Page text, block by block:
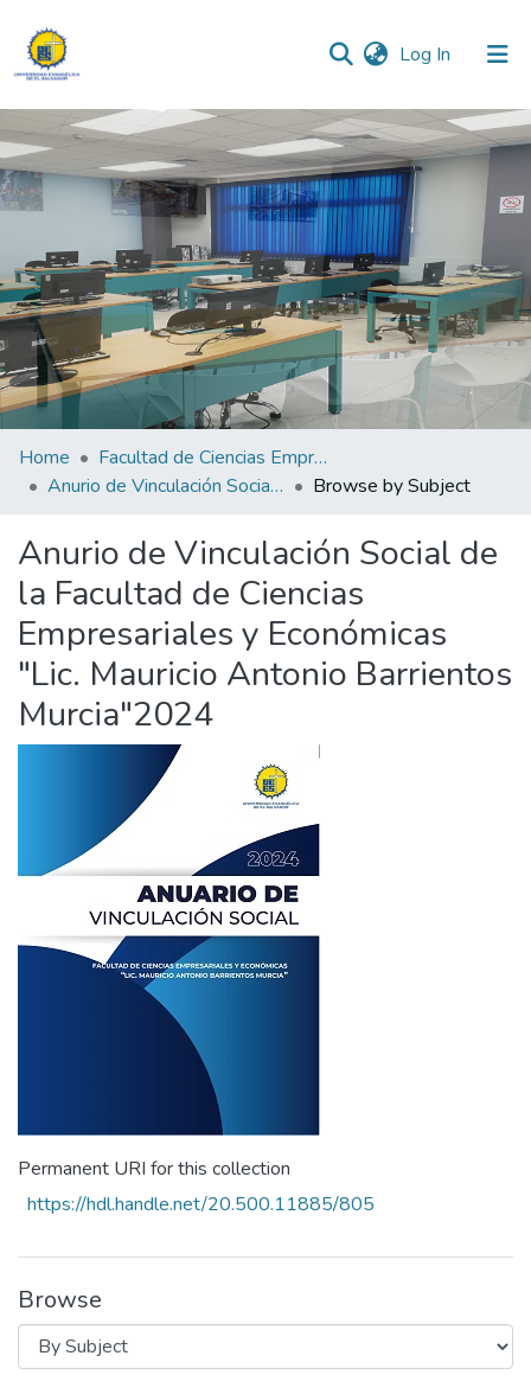
Log In (current)
Communities & Collections
All of DSpace
Home
Facultad de Ciencias Empresariales
Anurio de Vinculación Social de la Facultad de Ciencias Empresariales y Económicas "Lic. Mauricio Antonio Barrientos Murcia"2024
Browse by Subject
Anurio de Vinculación Social de
la Facultad de Ciencias
Empresariales y Económicas
"Lic. Mauricio Antonio Barrientos
Murcia"2024
Permanent URI for this collection
https://hdl.handle.net/20.500.11885/805
Browse